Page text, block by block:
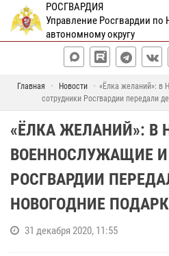
РОСГВАРДИЯ
Управление Росгвардии по
автономному округу
Главная Новости
«Ёлка желаний»: в
сотрудники Росгвардии передали
«ЁЛКА ЖЕЛАНИЙ»: В
ВОЕННОСЛУЖАЩИЕ
РОСГВАРДИИ
НОВОГОДНИЕ
31 декабря 2020, 11:55